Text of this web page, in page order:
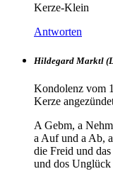
Kerze-Klein
Antworten
Hildegard Marktl
Kondolenz vom
Kerze
A Gebm, a
a Auf und a Ab,
die Freid und
und dos